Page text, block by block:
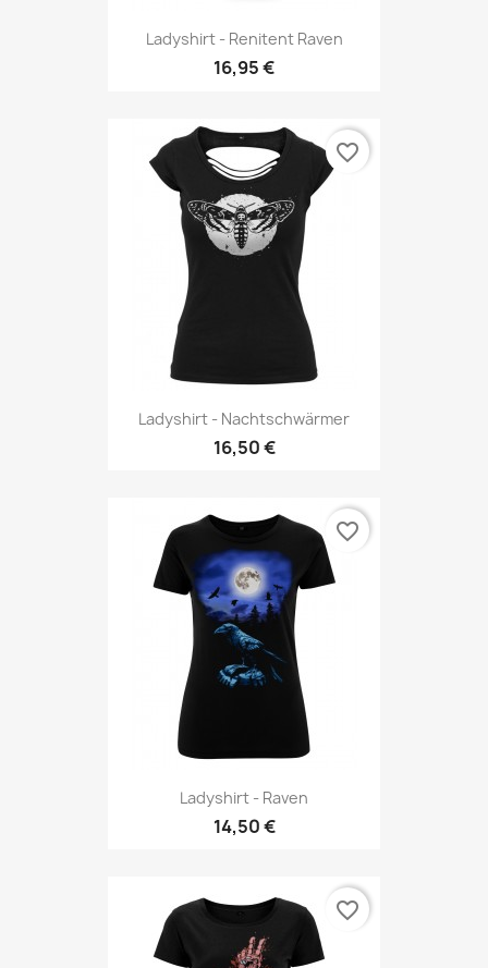
Ladyshirt - Renitent Raven
16,95 €
Ladyshirt - Nachtschwärmer
16,50 €
favorite_border
Ladyshirt - Raven
14,50 €
favorite_border
favorite_border